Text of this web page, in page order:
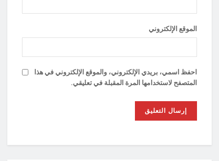
الموقع الإلكتروني
احفظ اسمي، بريدي الإلكتروني، والموقع الإلكتروني في هذا
المتصفح لاستخدامها المرة المقبلة في تعليقي.